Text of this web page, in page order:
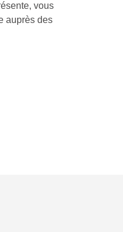
vous
auprès des